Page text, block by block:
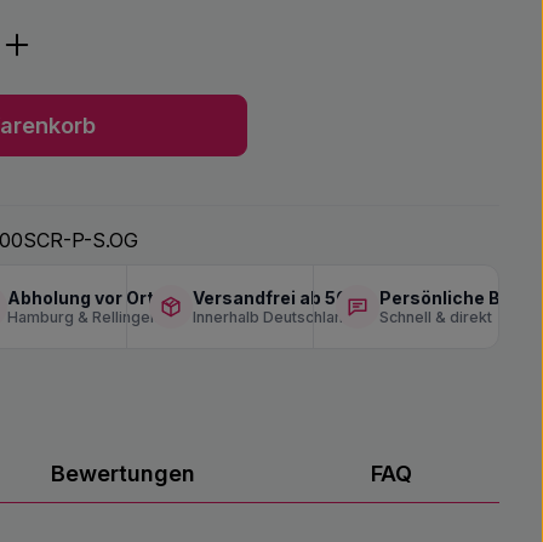
den gewünschten Wert ein oder
P-S.OG
Abholung vor Ort
Hamburg & Rellingen
Versandfrei ab 50 €
Innerhalb Deutschlands
Persönliche
Schnell & direkt
Bewertungen FAQ